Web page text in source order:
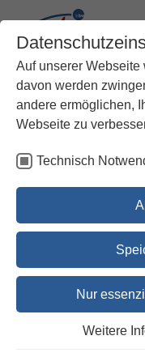
Auf unserer
davon werden
andere ermöglichen,
Webseite zu
Technisch
Nur
Weitere